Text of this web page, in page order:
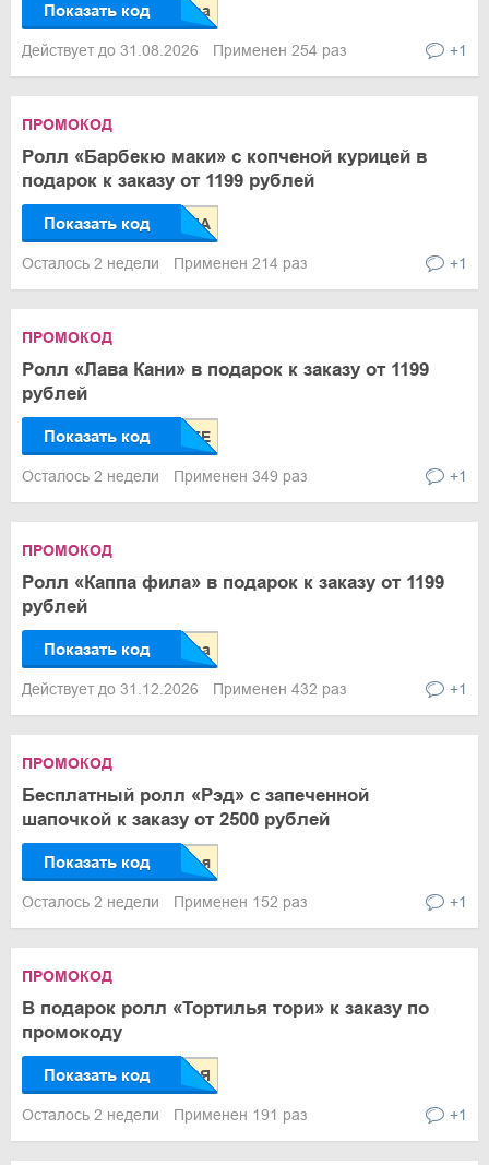
Показать код
Действует до 31.08.2026 Применен 254 раз +1
ПРОМОКОД
Ролл «Барбекю маки» с копченой курицей в
подарок к заказу от 1199 рублей
Показать код
Осталось 2 недели Применен 214 раз +1
ПРОМОКОД
Ролл «Лава Кани» в подарок к заказу от 1199
рублей
Показать код
Осталось 2 недели Применен 349 раз +1
ПРОМОКОД
Ролл «Каппа фила» в подарок к заказу от 1199
рублей
Показать код
Действует до 31.12.2026 Применен 432 раз +1
ПРОМОКОД
Бесплатный ролл «Рэд» с запеченной
шапочкой к заказу от 2500 рублей
Показать код
Осталось 2 недели Применен 152 раз +1
ПРОМОКОД
В подарок ролл «Тортилья тори» к заказу по
промокоду
Показать код
Осталось 2 недели Применен 191 раз +1